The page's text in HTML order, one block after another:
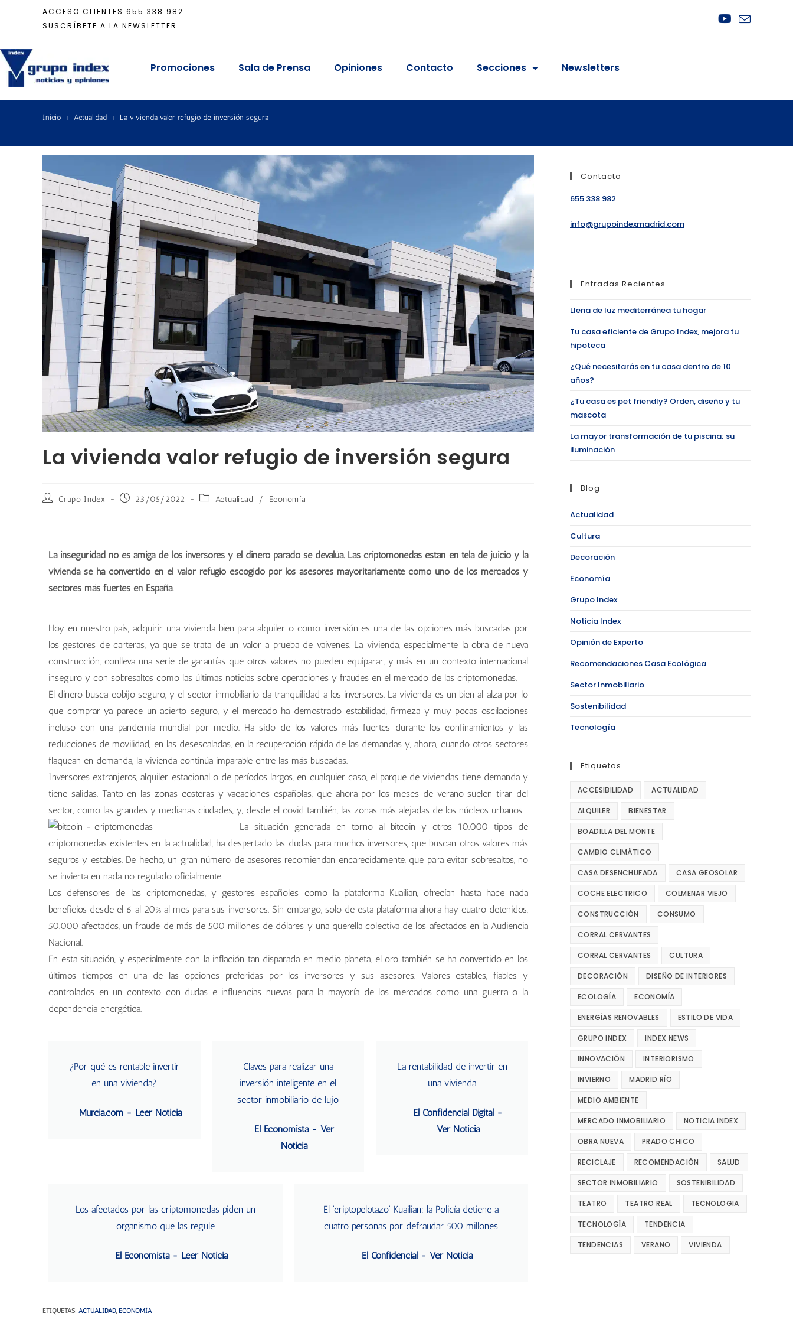
ACCESO CLIENTES 655 338 982
SUSCRÍBETE A LA NEWSLETTER
Promociones Sala de Prensa Opiniones Contacto Secciones Newsletters
Inicio + Actualidad + La vivienda valor refugio de inversión segura
La vivienda valor refugio de inversión segura
Grupo Index 23/05/2022 Actualidad / Economía
La inseguridad no es amiga de los inversores y el dinero parado se devalúa. Las criptomonedas están en tela de juicio y la
vivienda se ha convertido en el valor refugio escogido por los asesores mayoritariamente como uno de los mercados y
sectores más fuertes en España.
Hoy en nuestro país, adquirir una vivienda bien para alquiler o como inversión es una de las opciones más buscadas por
los gestores de carteras, ya que se trata de un valor a prueba de vaivenes. La vivienda, especialmente la obra de nueva
construcción, conlleva una serie de garantías que otros valores no pueden equiparar, y más en un contexto internacional
inseguro y con sobresaltos como las últimas noticias sobre operaciones y fraudes en el mercado de las criptomonedas.
El dinero busca cobijo seguro, y el sector inmobiliario da tranquilidad a los inversores. La vivienda es un bien al alza por lo
que comprar ya parece un acierto seguro, y el mercado ha demostrado estabilidad, firmeza y muy pocas oscilaciones
incluso con una pandemia mundial por medio. Ha sido de los valores más fuertes durante los confinamientos y las
reducciones de movilidad, en las desescaladas, en la recuperación rápida de las demandas y, ahora, cuando otros sectores
flaquean en demanda, la vivienda continúa imparable entre las más buscadas.
Inversores extranjeros, alquiler estacional o de períodos largos, en cualquier caso, el parque de viviendas tiene demanda y
tiene salidas. Tanto en las zonas costeras y vacaciones españolas, que ahora por los meses de verano suelen tirar del
sector, como las grandes y medianas ciudades, y, desde el covid también, las zonas más alejadas de los núcleos urbanos.
La situación generada en torno al bitcoin y otros 10.000 tipos de
criptomonedas existentes en la actualidad, ha despertado las dudas para muchos inversores, que buscan otros valores más
seguros y estables. De hecho, un gran número de asesores recomiendan encarecidamente, que para evitar sobresaltos, no
se invierta en nada no regulado oficialmente.
Los defensores de las criptomonedas, y gestores españoles como la plataforma Kuailian, ofrecían hasta hace nada
beneficios desde el 6 al 20% al mes para sus inversores. Sin embargo, solo de esta plataforma ahora hay cuatro detenidos,
50.000 afectados, un fraude de más de 500 millones de dólares y una querella colectiva de los afectados en la Audiencia
Nacional.
En esta situación, y especialmente con la inflación tan disparada en medio planeta, el oro también se ha convertido en los
últimos tiempos en una de las opciones preferidas por los inversores y sus asesores. Valores estables, fiables y
controlados en un contexto con dudas e influencias nuevas para la mayoría de los mercados como una guerra o la
dependencia energética.
¿Por qué es rentable invertir
en una vivienda?
Murcia.com - Leer Noticia
Claves para realizar una
inversión inteligente en el
sector inmobiliario de lujo
El Economista - Ver
Noticia
La rentabilidad de invertir en
una vivienda
El Confidencial Digital -
Ver Noticia
Los afectados por las criptomonedas piden un
organismo que las regule
El Economista - Leer Noticia
El 'criptopelotazo' Kuailian: la Policía detiene a
cuatro personas por defraudar 500 millones
El Confidencial - Ver Noticia
ETIQUETAS: ACTUALIDAD, ECONOMÍA
Contacto
655 338 982
info@grupoindexmadrid.com
Entradas Recientes
Llena de luz mediterránea tu hogar
Tu casa eficiente de Grupo Index, mejora tu
hipoteca
¿Qué necesitarás en tu casa dentro de 10
años?
¿Tu casa es pet friendly? Orden, diseño y tu
mascota
La mayor transformación de tu piscina; su
iluminación
Blog
Actualidad
Cultura
Decoración
Economía
Grupo Index
Noticia Index
Opinión de Experto
Recomendaciones Casa Ecológica
Sector Inmobiliario
Sostenibilidad
Tecnología
Etiquetas
ACCESIBILIDAD ACTUALIDAD
ALQUILER BIENESTAR
BOADILLA DEL MONTE
CAMBIO CLIMÁTICO
CASA DESENCHUFADA CASA GEOSOLAR
COCHE ELECTRICO COLMENAR VIEJO
CONSTRUCCIÓN CONSUMO
CORRAL CERVANTES
CORRAL CERVANTES CULTURA
DECORACIÓN DISEÑO DE INTERIORES
ECOLOGÍA ECONOMÍA
ENERGÍAS RENOVABLES ESTILO DE VIDA
GRUPO INDEX INDEX NEWS
INNOVACIÓN INTERIORISMO
INVIERNO MADRID RÍO
MEDIO AMBIENTE
MERCADO INMOBILIARIO NOTICIA INDEX
OBRA NUEVA PRADO CHICO
RECICLAJE RECOMENDACIÓN SALUD
SECTOR INMOBILIARIO SOSTENIBILIDAD
TEATRO TEATRO REAL TECNOLOGIA
TECNOLOGÍA TENDENCIA
TENDENCIAS VERANO VIVIENDA